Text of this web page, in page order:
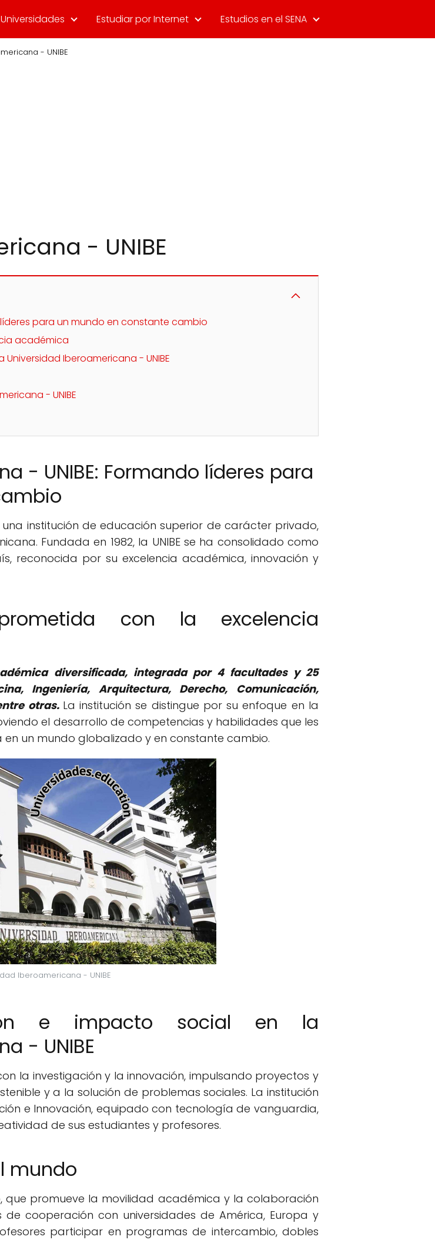
Universidades Estudiar por Internet Estudios en el SENA
- UNIBE
- UNIBE
líderes para un mundo en constante cambio
académica
Iberoamericana - UNIBE
- UNIBE
- UNIBE: Formando líderes para
una institución de educación superior de carácter privado,
Fundada en 1982, la UNIBE se ha consolidado como
reconocida por su excelencia académica, innovación y
con la excelencia
diversificada, integrada por 4 facultades y 25
Ingeniería, Arquitectura, Derecho, Comunicación,
otras. La institución se distingue por su enfoque en la
el desarrollo de competencias y habilidades que les
un mundo globalizado y en constante cambio.
Iberoamericana - UNIBE
e impacto social en la
- UNIBE
la investigación y la innovación, impulsando proyectos y
y a la solución de problemas sociales. La institución
e Innovación, equipado con tecnología de vanguardia,
de sus estudiantes y profesores.
mundo
que promueve la movilidad académica y la colaboración
de cooperación con universidades de América, Europa y
participar en programas de intercambio, dobles